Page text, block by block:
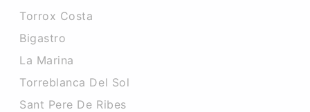
Torrox Costa
Bigastro
La Marina
Torreblanca Del Sol
Sant Pere De Ribes